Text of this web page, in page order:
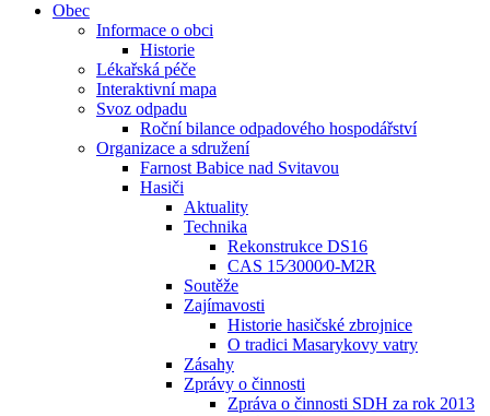
Obec
Informace o obci
Historie
Lékařská péče
Interaktivní mapa
Svoz odpadu
Roční bilance odpadového hospodářství
Organizace a sdružení
Farnost Babice nad Svitavou
Hasiči
Aktuality
Technika
Rekonstrukce DS16
CAS 15⁄3000⁄0-M2R
Soutěže
Zajímavosti
Historie hasičské zbrojnice
O tradici Masarykovy vatry
Zásahy
Zprávy o činnosti
Zpráva o činnosti SDH za rok 2013